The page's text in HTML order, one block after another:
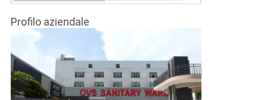
Profilo aziendale